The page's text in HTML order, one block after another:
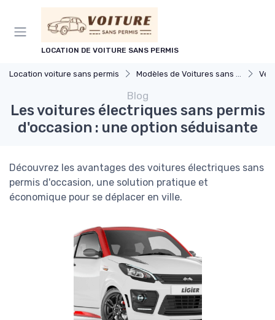
LOCATION DE VOITURE SANS PERMIS
Location voiture sans permis Modèles de Voitures sans Permis
Blog
Les voitures électriques sans permis
d'occasion : une option séduisante
Découvrez les avantages des voitures électriques sans
permis d'occasion, une solution pratique et
économique pour se déplacer en ville.